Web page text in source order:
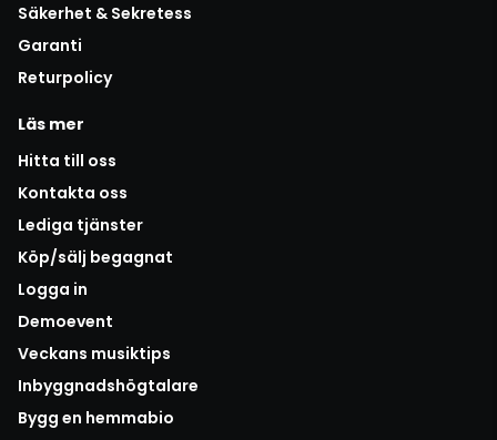
Säkerhet & Sekretess
Garanti
Returpolicy
Läs mer
Hitta till oss
Kontakta oss
Lediga tjänster
Köp/sälj begagnat
Logga in
Demoevent
Veckans musiktips
Inbyggnadshögtalare
Bygg en hemmabio